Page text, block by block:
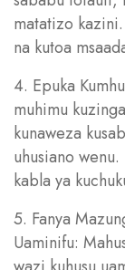
matatizo
na kutoa
4. Epuka
muhimu
kunaweza
uhusiano
kabla ya
5. Fanya
Uaminifu: